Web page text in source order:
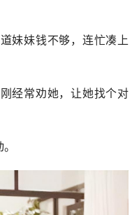
毕竟早在1996年，王静
业。